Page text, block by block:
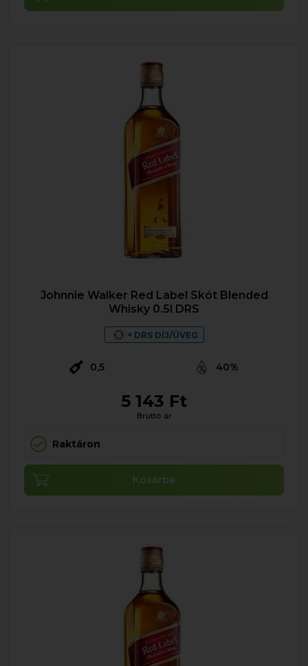
Johnnie Walker Red Label Skót Blended
Whisky 0.5l DRS
+ DRS DÍJ/ÜVEG
0,5 40%
5 143 Ft
Bruttó ár
Raktáron
Kosárba